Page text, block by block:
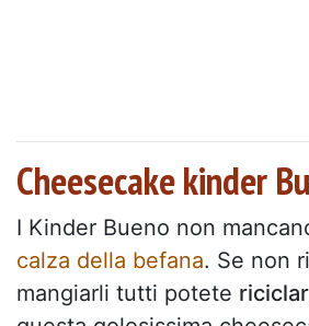
Cheesecake kinder
I Kinder Bueno non
calza della befana. Se non
mangiarli tutti potete